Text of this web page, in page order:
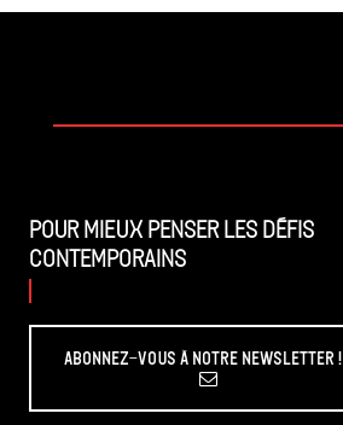
Pour mieux penser les défis
contemporains
Abonnez-vous à Notre Newsletter !